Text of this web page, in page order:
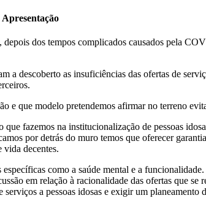
Apresentação
dos tempos complicados causados pela
descoberto as insuficiências das ofertas de
e que modelo pretendemos afirmar no terreno
fazemos na institucionalização de pessoas
por detrás do muro temos que oferecer
decentes.
como a saúde mental e a
em relação à racionalidade das ofertas que se
a pessoas idosas e exigir um planeamento